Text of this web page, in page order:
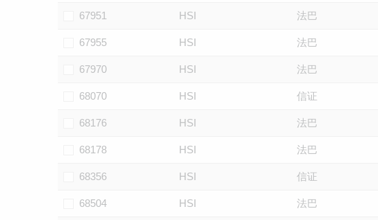
67951 HSI 法巴
67955 HSI 法巴
67970 HSI 法巴
68070 HSI 信证
68176 HSI 法巴
68178 HSI 法巴
68356 HSI 信证
68504 HSI 法巴